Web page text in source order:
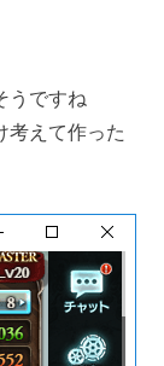
うですね
考えて作った